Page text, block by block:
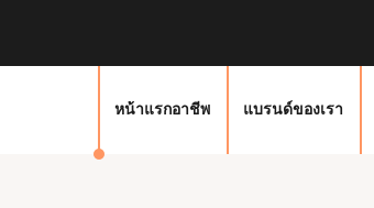
หน้าแรกอาชีพ แบรนด์ของเรา